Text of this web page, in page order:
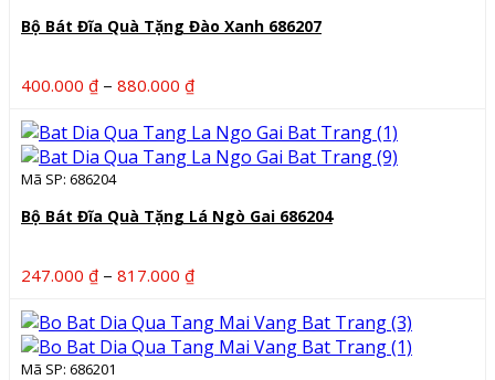
Bộ Bát Đĩa Quà Tặng Đào Xanh 686207
400.000 ₫ – 880.000 ₫Khoảng
từ
400.000 ₫
880.000 ₫
Mã SP: 686204
Bộ Bát Đĩa Quà Tặng Lá Ngò Gai 686204
247.000 ₫ – 817.000 ₫Khoảng
từ
247.000 ₫
Mã SP: 686201